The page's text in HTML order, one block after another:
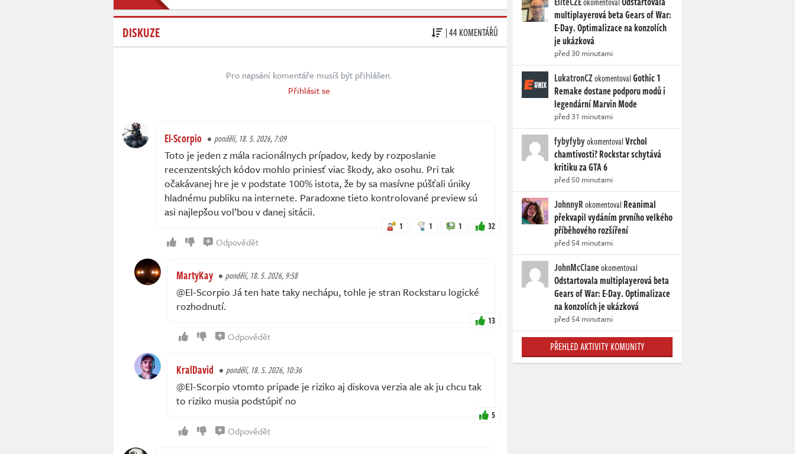
DISKUZE | 44 KOMENTÁŘŮ
Pro napsání komentáře musíš být přihlášen.
Přihlásit se
El-Scorpio pondělí, 18. 5. 2026, 7:09
Toto je jeden z mála racionálnych prípadov, kedy by rozposlanie
recenzentských kódov mohlo priniesť viac škody, ako osohu. Pri tak
očakávanej hre je v podstate 100% istota, že by sa masívne púšťali úniky
hladnému publiku na internete. Paradoxne tieto kontrolované preview sú
asi najlepšou voľbou v danej sitácii.
1 1 1 32
Odpovědět
MartyKay pondělí, 18. 5. 2026, 9:58
@El-Scorpio Já ten hate taky nechápu, tohle je stran Rockstaru logické
rozhodnutí.
13
Odpovědět
KralDavid pondělí, 18. 5. 2026, 10:36
@El-Scorpio vtomto pripade je riziko aj diskova verzia ale ak ju chcu tak
to riziko musia podstúpiť no
5
Odpovědět
multiplayerová beta Gears of War:
E-Day. Optimalizace na konzolích
je ukázková
před 30 minutami
LukatronCZokomentovalGothic 1
Remake dostane podporu modů i
legendární Marvin Mode
před 31 minutami
fybyfybyokomentovalVrchol
chamtivosti? Rockstar schytává
kritiku za GTA 6
před 50 minutami
JohnnyRokomentoval Reanimal
překvapil vydáním prvního velkého
příběhového rozšíření
před 54 minutami
JohnMcClaneokomentoval
Odstartovala multiplayerová beta
Gears of War: E-Day. Optimalizace
na konzolích je ukázková
před 54 minutami
PŘEHLED AKTIVITY KOMUNITY